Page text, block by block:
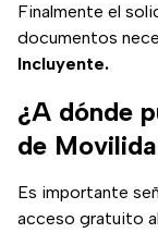
Finalmente el
documentos
Incluyente.
¿A dónde
de
Es importante
acceso gratuito